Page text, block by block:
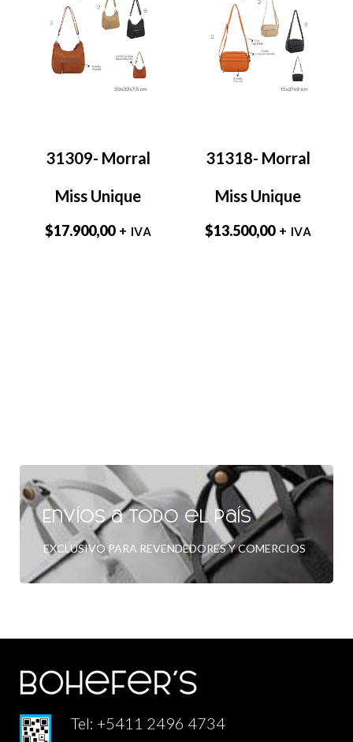
31309- Morral
Miss Unique
$17.900,00 + IVA
31318- Morral
Miss Unique
$13.500,00 + IVA
Envíos a todo el país
EXCLUSIVO PARA REVENDEDORES Y COMERCIOS
Tel: +5411 2496 4734